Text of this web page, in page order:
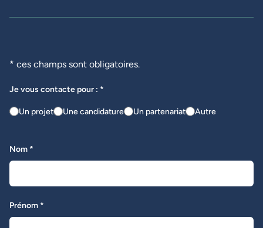
* ces champs sont obligatoires.
Je vous contacte pour : *
Un projet Une candidature Un partenariat Autre
Nom *
Prénom *